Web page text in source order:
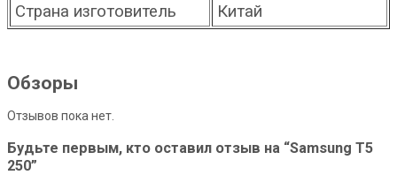
Страна изготовитель
Китай
Обзоры
Отзывов пока нет.
Будьте первым, кто оставил отзыв на “Samsung T5
250”